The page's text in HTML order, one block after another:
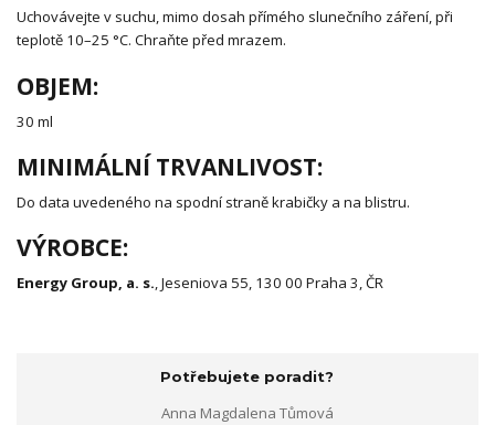
Uchovávejte v suchu, mimo dosah přímého slunečního záření, při
teplotě 10–25 °C. Chraňte před mrazem.
OBJEM:
30 ml
MINIMÁLNÍ TRVANLIVOST:
Do data uvedeného na spodní straně krabičky a na blistru.
VÝROBCE:
Energy Group, a. s., Jeseniova 55, 130 00 Praha 3, ČR
Potřebujete poradit?
Anna Magdalena Tůmová